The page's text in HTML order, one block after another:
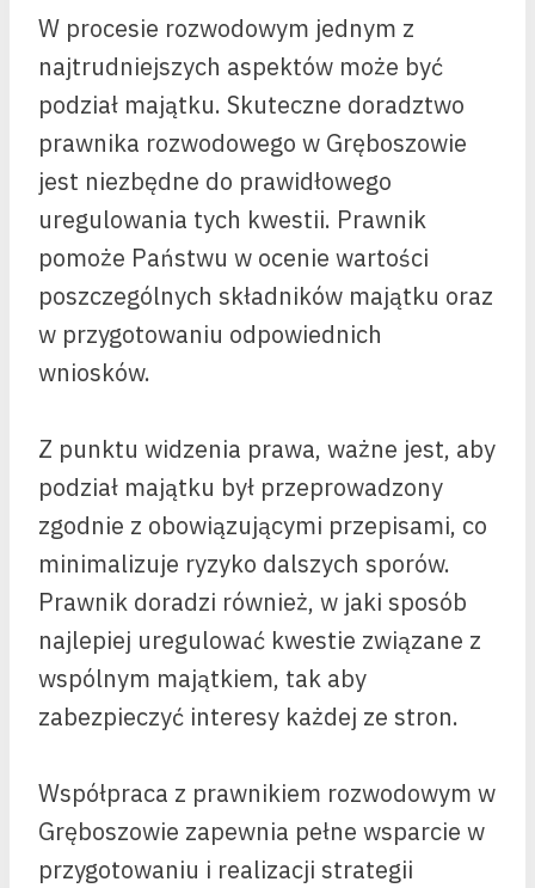
W procesie rozwodowym jednym z
najtrudniejszych aspektów może być
podział majątku. Skuteczne doradztwo
prawnika rozwodowego w Gręboszowie
jest niezbędne do prawidłowego
uregulowania tych kwestii. Prawnik
pomoże Państwu w ocenie wartości
poszczególnych składników majątku oraz
w przygotowaniu odpowiednich
wniosków.
Z punktu widzenia prawa, ważne jest, aby
podział majątku był przeprowadzony
zgodnie z obowiązującymi przepisami, co
minimalizuje ryzyko dalszych sporów.
Prawnik doradzi również, w jaki sposób
najlepiej uregulować kwestie związane z
wspólnym majątkiem, tak aby
zabezpieczyć interesy każdej ze stron.
Współpraca z prawnikiem rozwodowym w
Gręboszowie zapewnia pełne wsparcie w
przygotowaniu i realizacji strategii